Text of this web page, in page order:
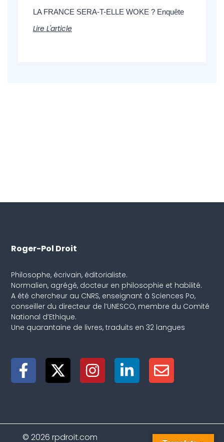
LA FRANCE SERA-T-ELLE WOKE ? Enquête
Lire L'article
Roger-Pol Droit
Philosophe, écrivain, éditorialiste.
Normalien, agrégé, docteur en philosophie et habilité.
A été chercheur au CNRS, enseignant à Sciences Po,
conseiller du directeur de l’UNESCO, membre du Comité
National d’Ethique.
Une quarantaine de livres, traduits en 32 langues
© 2026 rpdroit.com